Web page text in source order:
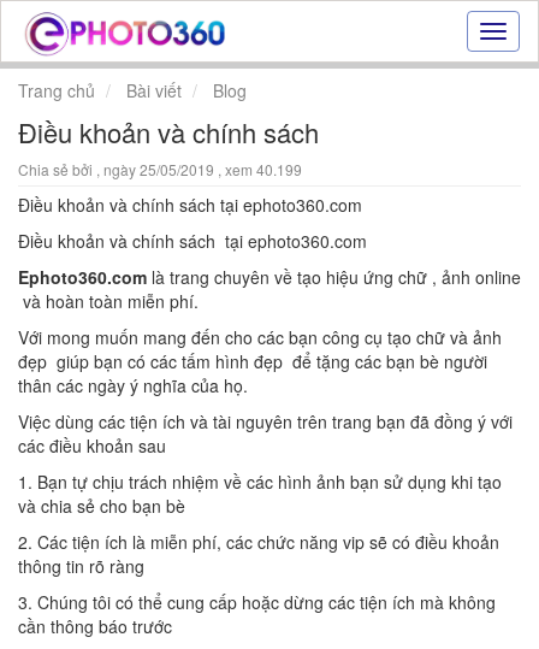
Hiệu
ứng
tạo
Trang chủ Bài viết Blog
Điều khoản và chính sách
Chia sẻ bởi , ngày 25/05/2019 , xem 40.199
Điều khoản và chính sách tại ephoto360.com
Điều khoản và chính sách tại ephoto360.com
Ephoto360.com là trang chuyên về tạo hiệu ứng chữ , ảnh online
và hoàn toàn miễn phí.
Với mong muốn mang đến cho các bạn công cụ tạo chữ và ảnh
đẹp giúp bạn có các tấm hình đẹp để tặng các bạn bè người
thân các ngày ý nghĩa của họ.
Việc dùng các tiện ích và tài nguyên trên trang bạn đã đồng ý với
các điều khoản sau
1. Bạn tự chịu trách nhiệm về các hình ảnh bạn sử dụng khi tạo
và chia sẻ cho bạn bè
2. Các tiện ích là miễn phí, các chức năng vip sẽ có điều khoản
thông tin rõ ràng
3. Chúng tôi có thể cung cấp hoặc dừng các tiện ích mà không
cần thông báo trước